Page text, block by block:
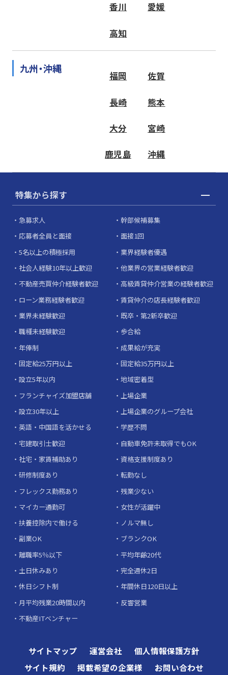
香川 愛媛
高知
九州・沖縄
福岡 佐賀
長崎 熊本
大分 宮崎
鹿児島 沖縄
特集から探す
急募求人
幹部候補募集
応募者全員と面接
面接1回
5名以上の積極採用
業界経験者優遇
社会人経験10年以上歓迎
他業界の営業経験者歓迎
不動産売買仲介経験者歓迎
高級賃貸仲介営業の経験者歓迎
ローン業務経験者歓迎
賃貸仲介の店長経験者歓迎
業界未経験歓迎
既卒・第2新卒歓迎
職種未経験歓迎
歩合給
年俸制
成果給が充実
固定給25万円以上
固定給35万円以上
設立5年以内
地域密着型
フランチャイズ加盟店舗
上場企業
設立30年以上
上場企業のグループ会社
英語・中国語を活かせる
学歴不問
宅建取引士歓迎
自動車免許未取得でもOK
社宅・家賃補助あり
資格支援制度あり
研修制度あり
転勤なし
フレックス勤務あり
残業少ない
マイカー通勤可
女性が活躍中
扶養控除内で働ける
ノルマ無し
副業OK
ブランクOK
離職率5％以下
平均年齢20代
土日休みあり
完全週休2日
休日シフト制
年間休日120日以上
月平均残業20時間以内
反響営業
不動産ITベンチャー
サイトマップ 運営会社
個人情報保護方針
サイト規約
掲載希望の企業様 お問い合わせ